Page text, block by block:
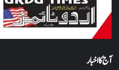
آج کا اخبار